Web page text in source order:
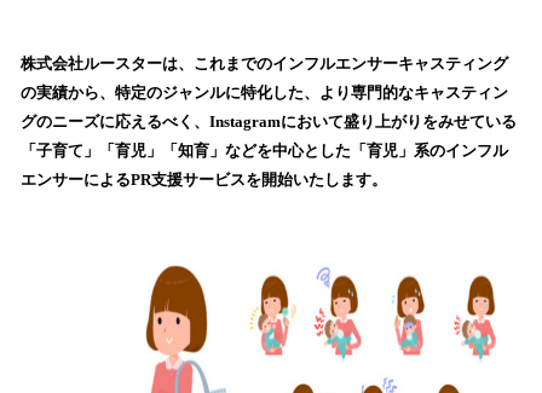
！
数
を
読
込
株式会社ルースターは、これまでのインフルエンサーキャスティング
の実績から、特定のジャンルに特化した、より専門的なキャスティン
グのニーズに応えるべく、Instagramにおいて盛り上がりをみせている
「子育て」「育児」「知育」などを中心とした「育児」系のインフル
エンサーによるPR支援サービスを開始いたします。